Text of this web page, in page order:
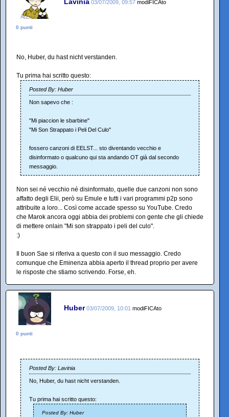
Lavinia 03/07/2009, 09:57 modiFICAto
0 punti
No, Huber, du hast nicht verstanden.
Tu prima hai scritto questo:
Posted By: Huber
Non sapevo che :
"Mi piaccion le sbarbine"
"Mi Son Strappato i Peli Del Culo"
fossero canzoni di EELST... sto diventando vecchio e
disinformato o qualcuno qui sta andando OT già dal secondo
messaggio.
Non sei né vecchio né disinformato, quelle due canzoni non sono
affatto degli Elii, però su Emule e tutti i vari programmi p2p sono
attribuite a loro... Così come accade spesso su YouTube. Credo
che Marok ancora oggi abbia dei problemi con gente che gli chiede
di mettere onlain "Mi son strappato i peli del culo".
:)
Il buon Sae si riferiva a questo con il suo messaggio. Credo
comunque che Eminenza abbia aperto il thread proprio per avere
le risposte che stiamo scrivendo. Forse, eh.
Huber 03/07/2009, 10:01 modiFICAto
0 punti
Posted By: Lavinia
No, Huber, du hast nicht verstanden.
Tu prima hai scritto questo:
Posted By: Huber